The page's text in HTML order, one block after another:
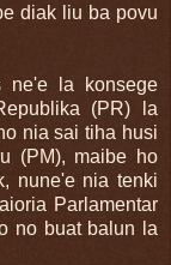
diak liu ba povu
ne'e la konsege
(PR) la
nia sai tiha husi
(PM), maibe ho
nune'e nia tenki
Parlamentar
no buat balun la